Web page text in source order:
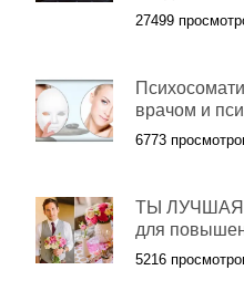
27499
врачом и
6773
ТЫ ЛУЧШАЯ!
для
5216